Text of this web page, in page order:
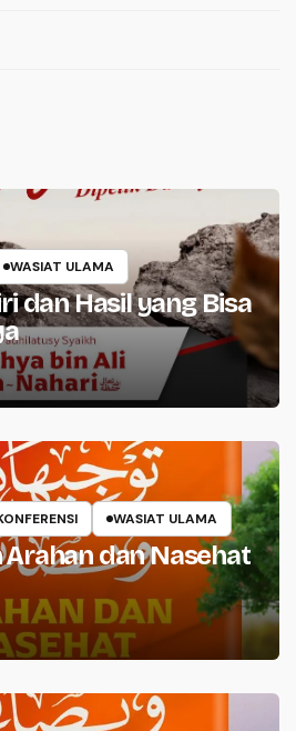
WASIAT ULAMA
dan Hasil yang Bisa
WASIAT ULAMA
Arahan dan Nasehat